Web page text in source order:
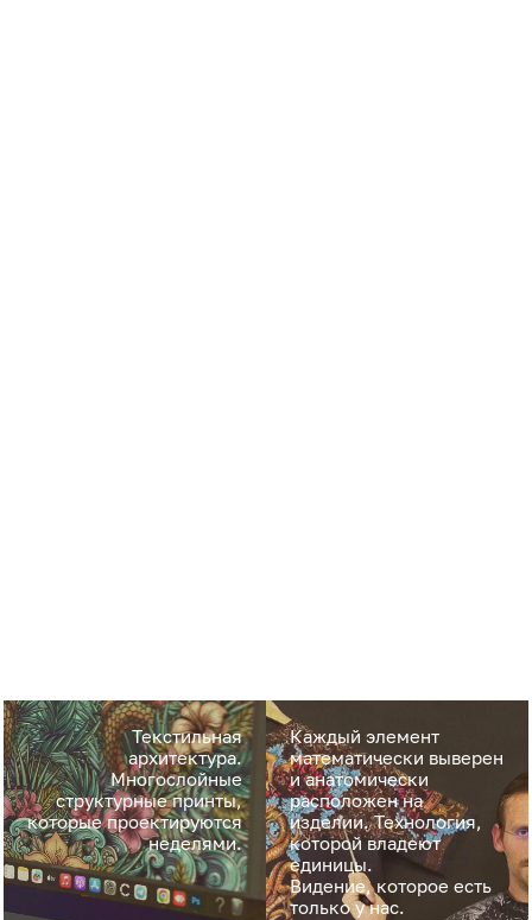
Текстильная
архитектура.
Многослойные
структурные принты,
которые проектируются
неделями.
Каждый элемент
математически выверен
и анатомически
расположен на
изделии. Технология,
которой владеют
единицы.
Видение, которое есть
только у нас.